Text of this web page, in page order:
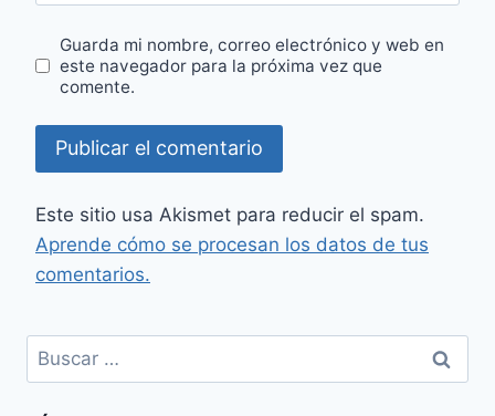
Guarda mi nombre, correo electrónico y web en
este navegador para la próxima vez que
comente.
Este sitio usa Akismet para reducir el spam.
Aprende cómo se procesan los datos de tus
comentarios.
Buscar: